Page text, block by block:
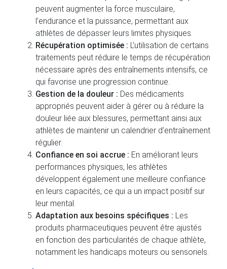
peuvent augmenter la force musculaire,
l’endurance et la puissance, permettant aux
athlètes de dépasser leurs limites physiques.
Récupération optimisée : L’utilisation de certains
traitements peut réduire le temps de récupération
nécessaire après des entraînements intensifs, ce
qui favorise une progression continue.
Gestion de la douleur : Des médicaments
appropriés peuvent aider à gérer ou à réduire la
douleur liée aux blessures, permettant ainsi aux
athlètes de maintenir un calendrier d’entraînement
régulier.
Confiance en soi accrue : En améliorant leurs
performances physiques, les athlètes
développent également une meilleure confiance
en leurs capacités, ce qui a un impact positif sur
leur mental.
Adaptation aux besoins spécifiques : Les
produits pharmaceutiques peuvent être ajustés
en fonction des particularités de chaque athlète,
notamment les handicaps moteurs ou sensoriels.